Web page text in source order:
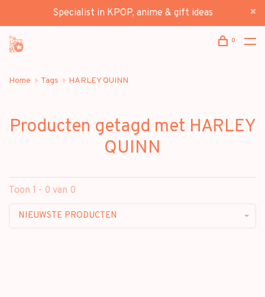
Specialist in KPOP, anime & gift ideas
0
Home Tags HARLEY QUINN
Producten getagd met HARLEY
QUINN
Toon 1 - 0 van 0
NIEUWSTE PRODUCTEN